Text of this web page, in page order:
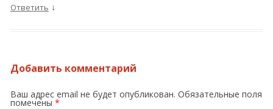
Ответить ↓
Добавить комментарий
Ваш адрес email не будет опубликован. Обязательные поля
помечены *